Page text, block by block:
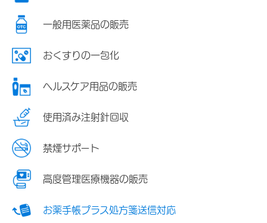
一般用医薬品の販売
おくすりの一包化
ヘルスケア用品の販売
使用済み注射針回収
禁煙サポート
高度管理医療機器の販売
お薬手帳プラス処方箋送信対応